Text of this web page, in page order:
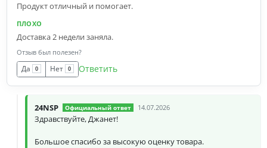
Продукт отличный и помогает.
ПЛОХО
Доставка 2 недели заняла.
Отзыв был полезен?
Да 0 Нет 0 Ответить
24NSP Официальный ответ 14.07.2026
Здравствуйте, Джанет!
Большое спасибо за высокую оценку товара.